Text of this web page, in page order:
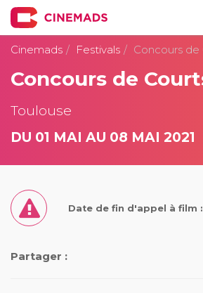
Cinemads
Festivals Concours de
Concours de
Toulouse
DU 01 MAI AU 08 MAI 2021
Date de fin d'appel à film
Partager :